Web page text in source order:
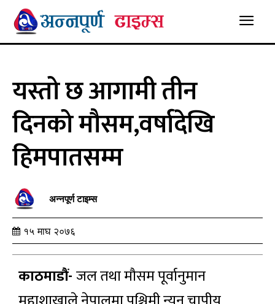
यस्तो छ आगामी तीन
दिनको मौसम,वर्षादेखि
हिमपातसम्म
अन्नपूर्ण टाइम्स
१५ माघ २०७६
काठमाडौं-जल तथा मौसम पूर्वानुमान